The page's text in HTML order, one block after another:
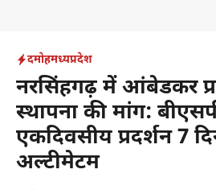
दमोहमध्यप्रदेश
नरसिंहगढ़ में आंबेडकर
स्थापना की मांग:
एकदिवसीय प्रदर्शन 7
अल्टीमेटम